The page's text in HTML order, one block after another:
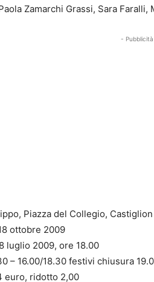
Zamarchi Grassi, Sara Faralli,
-
Piazza del Collegio,
ottobre 2009
luglio 2009, ore 18.00
– 16.00/18.30 festivi chiusura
euro, ridotto 2,00